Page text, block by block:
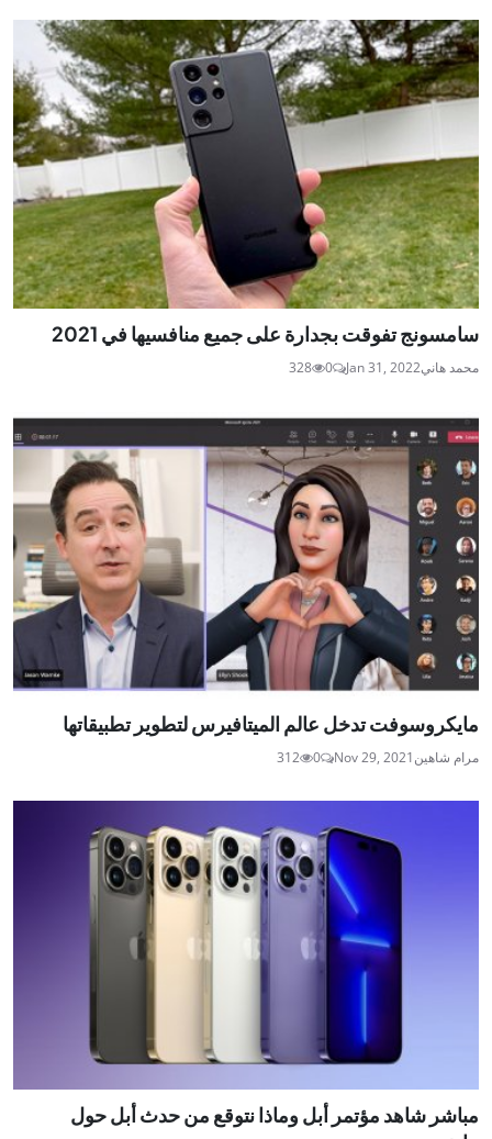
سامسونج تفوقت بجدارة على جميع منافسيها في 2021
محمد هانيJan 31, 2022
0
328
مايكروسوفت تدخل عالم الميتافيرس لتطوير تطبيقاتها
مرام شاهينNov 29, 2021
0
312
مباشر شاهد مؤتمر أبل وماذا نتوقع من حدث أبل حول